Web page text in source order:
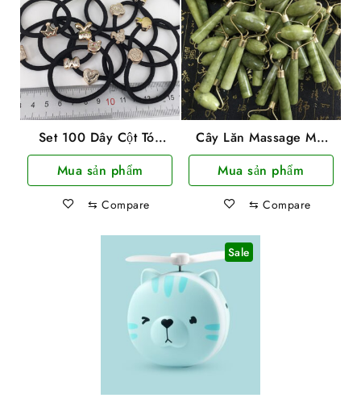
Set 100 Dây Cột Tóc
Đen Co Giãn Tốt Nhiều
Hình Siêu Dễ Thương
Mua sản phẩm
⇆ Compare
Cây Lăn Massage Mặt
Đá Cẩm Thạch
Mua sản phẩm
⇆ Compare
Sale